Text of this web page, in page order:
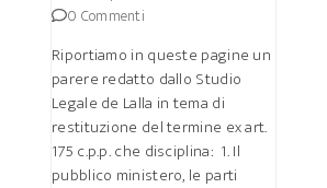
0 Commenti
Riportiamo in queste pagine un
parere redatto dallo Studio
Legale de Lalla in tema di
restituzione del termine ex art.
175 c.p.p. che disciplina: 1. Il
pubblico ministero, le parti